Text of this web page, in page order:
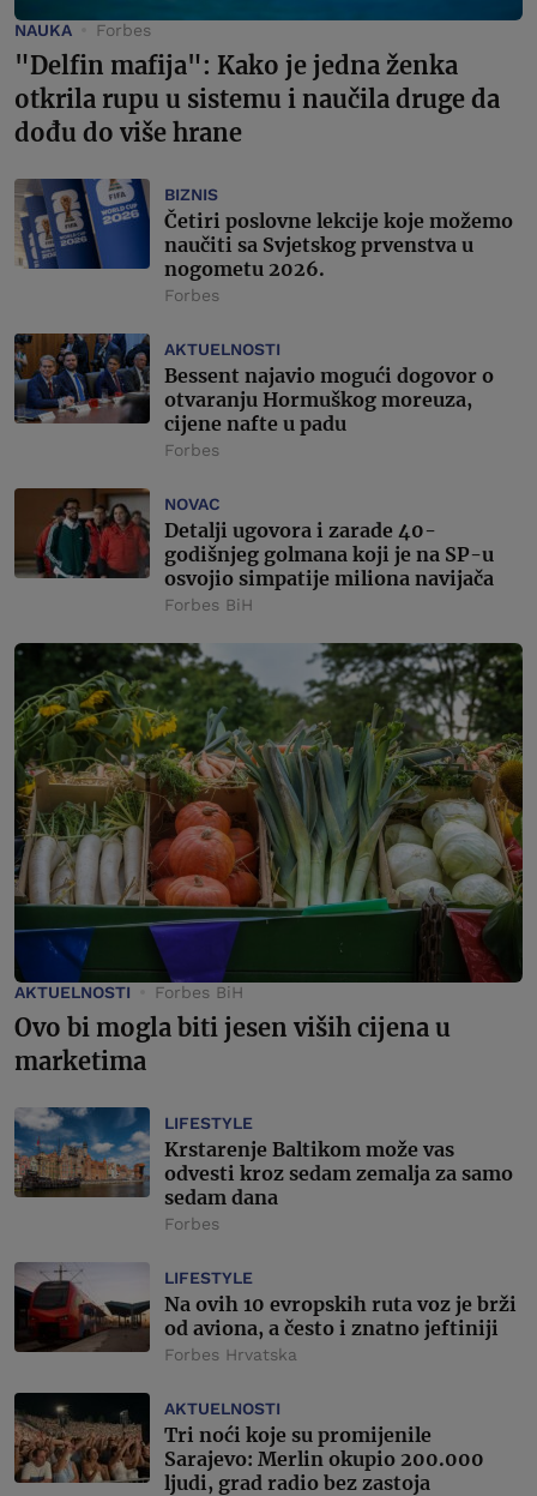
NAUKA Forbes
"Delfin mafija": Kako je jedna ženka
otkrila rupu u sistemu i naučila druge da
dođu do više hrane
BIZNIS
Četiri poslovne lekcije koje možemo
naučiti sa Svjetskog prvenstva u
nogometu 2026.
Forbes
AKTUELNOSTI
Bessent najavio mogući dogovor o
otvaranju Hormuškog moreuza,
cijene nafte u padu
Forbes
NOVAC
Detalji ugovora i zarade 40-
godišnjeg golmana koji je na SP-u
osvojio simpatije miliona navijača
Forbes BiH
AKTUELNOSTI Forbes BiH
Ovo bi mogla biti jesen viših cijena u
marketima
LIFESTYLE
Krstarenje Baltikom može vas
odvesti kroz sedam zemalja za samo
sedam dana
Forbes
LIFESTYLE
Na ovih 10 evropskih ruta voz je brži
od aviona, a često i znatno jeftiniji
Forbes Hrvatska
AKTUELNOSTI
Tri noći koje su promijenile
Sarajevo: Merlin okupio 200.000
ljudi, grad radio bez zastoja